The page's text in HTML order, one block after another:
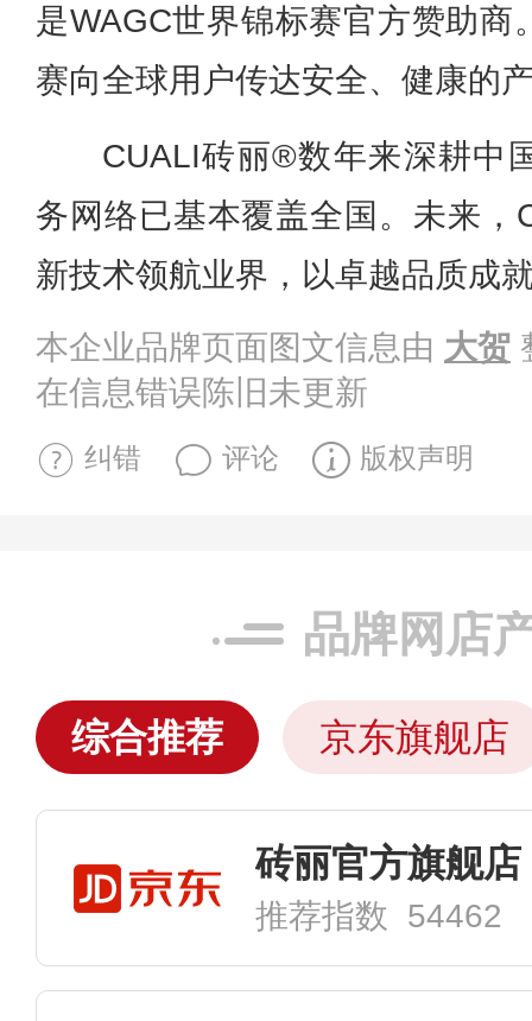
是WAGC世界锦标赛官方赞助商
赛向全球用户传达安全、健康的
CUALI砖丽®数年来深耕中
务网络已基本覆盖全国。未来，
新技术领航业界，以卓越品质成
本企业品牌页面图文信息由 大贺
在信息错误陈旧未更新
纠错 评论 版权声明
品牌网店
综合推荐 京东旗舰店
砖丽官方旗舰店
推荐指数 54462